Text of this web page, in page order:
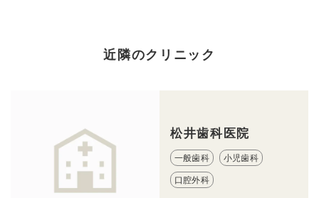
近隣のクリニック
松井歯科医院
一般歯科 小児歯科
口腔外科